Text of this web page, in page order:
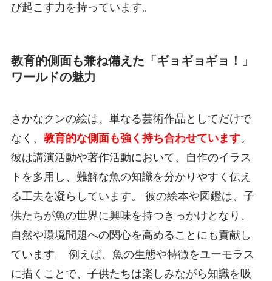
び起こす力を持っています。
教育的側面も兼ね備えた「ギョギョギョ！」
ワールドの魅力
さかなクンの絵は、単なる芸術作品としてだけで
なく、 教育的な側面も強く持ち合わせています。
彼は講演活動や著作活動において、自作のイラス
トを多用し、難解な魚の知識を分かりやすく伝え
る工夫を凝らしています。 彼の絵本や図鑑は、子
供たちが魚の世界に興味を持つきっかけとなり、
自然や環境問題への関心を高めることにも貢献し
ています。 例えば、魚の生態や特徴をユーモラス
に描くことで、子供たちは楽しみながら知識を吸